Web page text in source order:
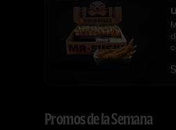
Promos de la Semana